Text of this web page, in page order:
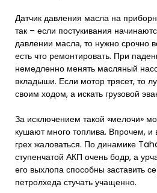
Датчик давления масла на
так – если постукивания
давлении масла, то нужно срочно
есть что ремонтировать. При
немедленно менять масляный
вкладыши. Если мотор трясет, то
своим ходом, а искать грузовой
За исключением такой «мелочи»
кушают много топлива. Впрочем, и
грех жаловаться. По динамике
ступенчатой АКП очень бодр, а
его выхлопа способны заставить
петролхеда стучать учащенно.